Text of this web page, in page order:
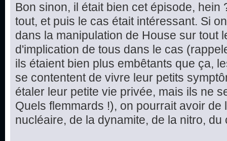
Bon sinon, il était bien cet épisode, hein
tout, et puis le cas était intéressant. Si
dans la manipulation de House sur tout
d'implication de tous dans le cas
ils étaient bien plus embêtants que ça,
se contentent de vivre leur petits
étaler leur petite vie privée, mais ils ne
Quels flemmards !), on pourrait avoir de
nucléaire, de la dynamite, de la nitro, du